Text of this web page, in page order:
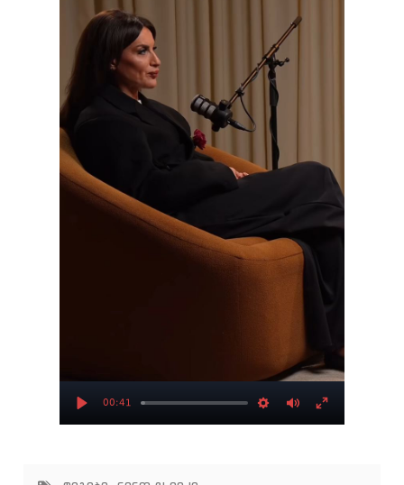
Play
00:41
Settings
MuteEnter